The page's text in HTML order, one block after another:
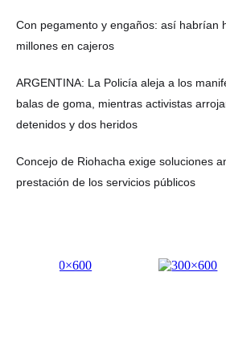
Con pegamento y engaños: así habrían
millones en cajeros
ARGENTINA: La Policía aleja a los
balas de goma, mientras activistas
detenidos y dos heridos
Concejo de Riohacha exige soluciones
prestación de los servicios públicos